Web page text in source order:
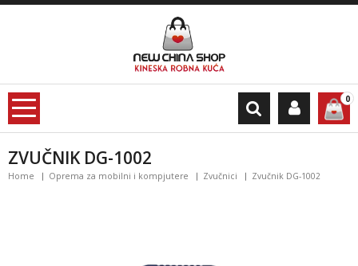
0
ZVUČNIK DG-1002
Home Oprema za mobilni i kompjutere Zvučnici Zvučnik DG-1002